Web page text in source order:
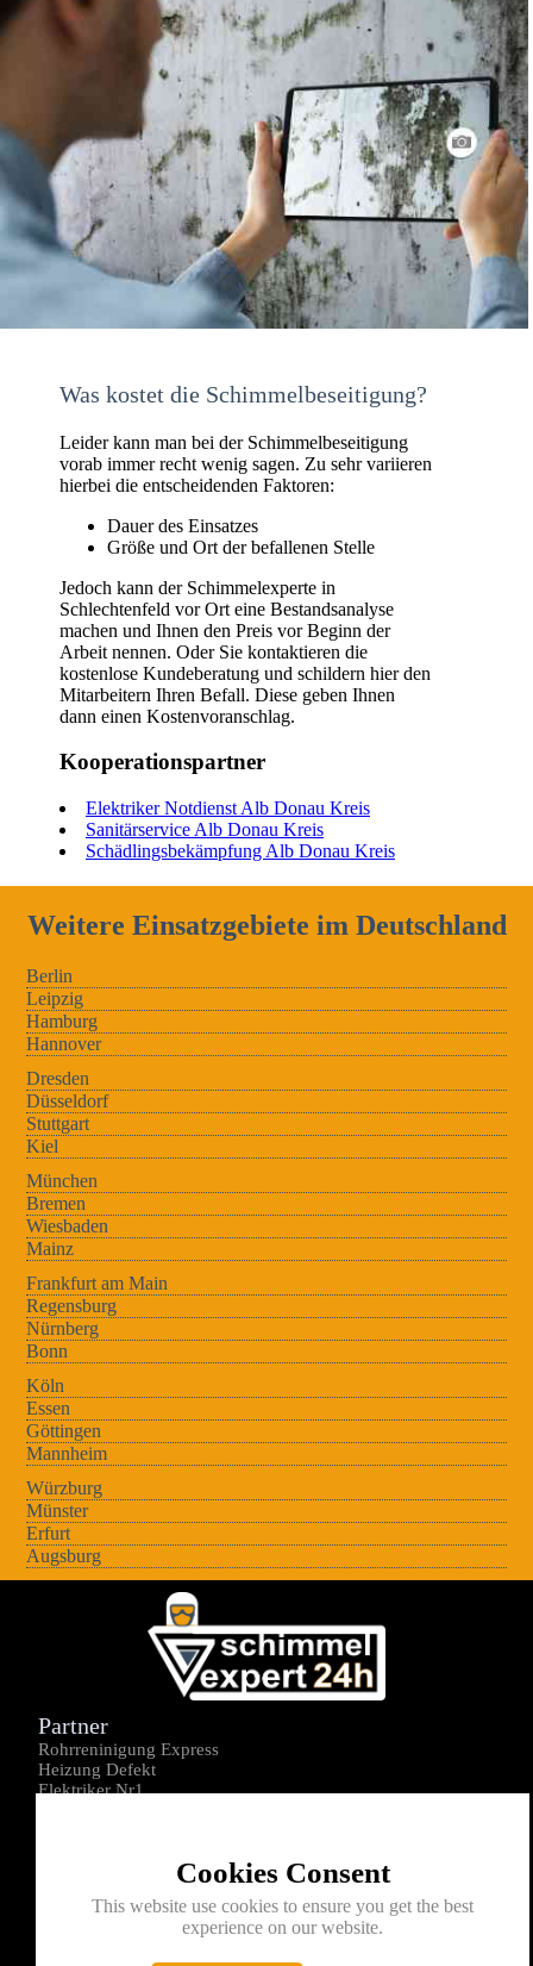
Was kostet die Schimmelbeseitigung?
Leider kann man bei der Schimmelbeseitigung
vorab immer recht wenig sagen. Zu sehr variieren
hierbei die entscheidenden Faktoren:
Dauer des Einsatzes
Größe und Ort der befallenen Stelle
Jedoch kann der Schimmelexperte in
Schlechtenfeld vor Ort eine Bestandsanalyse
machen und Ihnen den Preis vor Beginn der
Arbeit nennen. Oder Sie kontaktieren die
kostenlose Kundeberatung und schildern hier den
Mitarbeitern Ihren Befall. Diese geben Ihnen
dann einen Kostenvoranschlag.
Kooperationspartner
Elektriker Notdienst Alb Donau Kreis
Sanitärservice Alb Donau Kreis
Schädlingsbekämpfung Alb Donau Kreis
Weitere Einsatzgebiete im Deutschland
Berlin
Leipzig
Hamburg
Hannover
Dresden
Düsseldorf
Stuttgart
Kiel
München
Bremen
Wiesbaden
Mainz
Frankfurt am Main
Regensburg
Nürnberg
Bonn
Köln
Essen
Göttingen
Mannheim
Würzburg
Münster
Erfurt
Augsburg
Cookies Consent
This website use cookies to ensure you get the best
experience on our website.
Partner
Rohrreninigung Express
Heizung Defekt
Elektriker Nr1
Kontakt